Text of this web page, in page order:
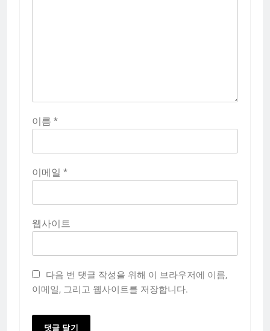
이름 *
이메일 *
웹사이트
다음 번 댓글 작성을 위해 이 브라우저에 이름,
이메일, 그리고 웹사이트를 저장합니다.